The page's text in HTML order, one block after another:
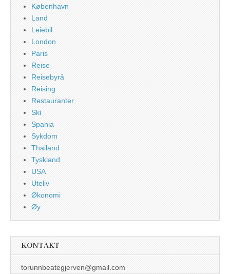
København
Land
Leiebil
London
Paris
Reise
Reisebyrå
Reising
Restauranter
Ski
Spania
Sykdom
Thailand
Tyskland
USA
Uteliv
Økonomi
Øy
KONTAKT
torunnbeategjerven@gmail.com